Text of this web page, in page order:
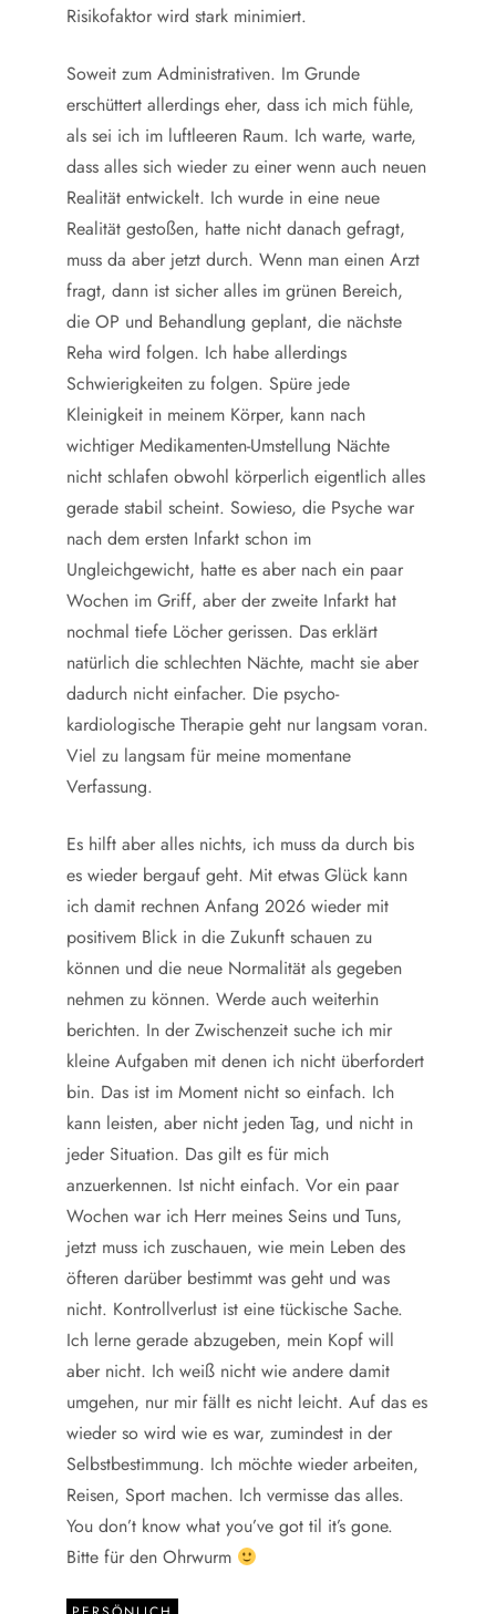
Risikofaktor wird stark minimiert.
Soweit zum Administrativen. Im Grunde
erschüttert allerdings eher, dass ich mich fühle,
als sei ich im luftleeren Raum. Ich warte, warte,
dass alles sich wieder zu einer wenn auch neuen
Realität entwickelt. Ich wurde in eine neue
Realität gestoßen, hatte nicht danach gefragt,
muss da aber jetzt durch. Wenn man einen Arzt
fragt, dann ist sicher alles im grünen Bereich,
die OP und Behandlung geplant, die nächste
Reha wird folgen. Ich habe allerdings
Schwierigkeiten zu folgen. Spüre jede
Kleinigkeit in meinem Körper, kann nach
wichtiger Medikamenten-Umstellung Nächte
nicht schlafen obwohl körperlich eigentlich alles
gerade stabil scheint. Sowieso, die Psyche war
nach dem ersten Infarkt schon im
Ungleichgewicht, hatte es aber nach ein paar
Wochen im Griff, aber der zweite Infarkt hat
nochmal tiefe Löcher gerissen. Das erklärt
natürlich die schlechten Nächte, macht sie aber
dadurch nicht einfacher. Die psycho-
kardiologische Therapie geht nur langsam voran.
Viel zu langsam für meine momentane
Verfassung.
Es hilft aber alles nichts, ich muss da durch bis
es wieder bergauf geht. Mit etwas Glück kann
ich damit rechnen Anfang 2026 wieder mit
positivem Blick in die Zukunft schauen zu
können und die neue Normalität als gegeben
nehmen zu können. Werde auch weiterhin
berichten. In der Zwischenzeit suche ich mir
kleine Aufgaben mit denen ich nicht überfordert
bin. Das ist im Moment nicht so einfach. Ich
kann leisten, aber nicht jeden Tag, und nicht in
jeder Situation. Das gilt es für mich
anzuerkennen. Ist nicht einfach. Vor ein paar
Wochen war ich Herr meines Seins und Tuns,
jetzt muss ich zuschauen, wie mein Leben des
öfteren darüber bestimmt was geht und was
nicht. Kontrollverlust ist eine tückische Sache.
Ich lerne gerade abzugeben, mein Kopf will
aber nicht. Ich weiß nicht wie andere damit
umgehen, nur mir fällt es nicht leicht. Auf das es
wieder so wird wie es war, zumindest in der
Selbstbestimmung. Ich möchte wieder arbeiten,
Reisen, Sport machen. Ich vermisse das alles.
You don’t know what you’ve got til it’s gone.
Bitte für den Ohrwurm